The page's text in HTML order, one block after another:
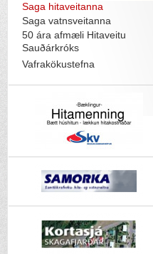
Saga hitaveitanna
Saga vatnsveitanna
50 ára afmæli Hitaveitu
Sauðárkróks
Vafrakökustefna